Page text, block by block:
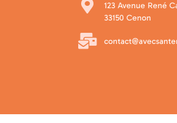
123 Avenue René
33150 Cenon